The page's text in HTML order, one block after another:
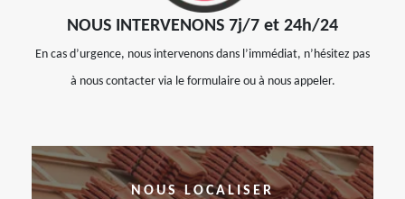
NOUS INTERVENONS 7j/7 et 24h/24
En cas d’urgence, nous intervenons dans l’immédiat, n’hésitez pas
à nous contacter via le formulaire ou à nous appeler.
NOUS LOCALISER